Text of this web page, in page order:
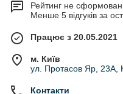
Рейтинг не
Менше 5 відгуків за
Працює з 20.05.2021
м. Київ
ул. Протасов Яр, 23А,
Контакти